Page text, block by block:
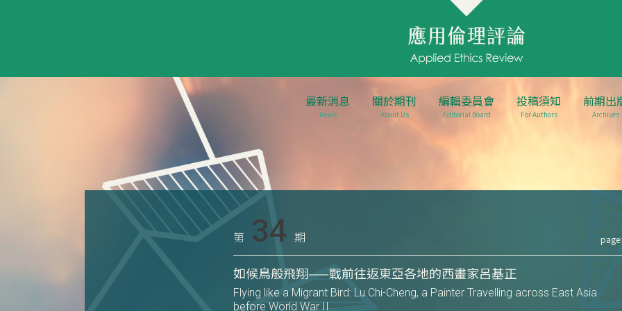
最新消息
News
關於期刊
About Us
編輯委員會
Editorial Board
投稿須知
For Authors
前期出
Archives
第 34 期
如候鳥般飛翔——戰前往返東亞各地的西畫家呂基正
Flying like a Migrant Bird: Lu Chi-Cheng, a Painter Travelling across East Asia
before World War II